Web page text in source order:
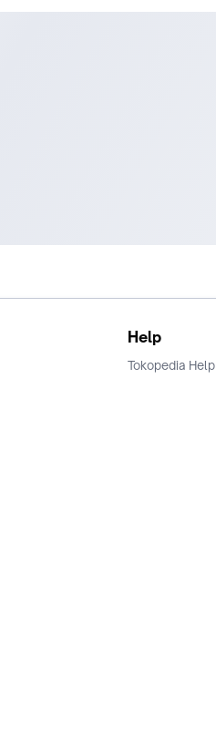
Help
Tokopedia Help